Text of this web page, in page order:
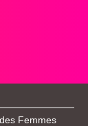
Femmes